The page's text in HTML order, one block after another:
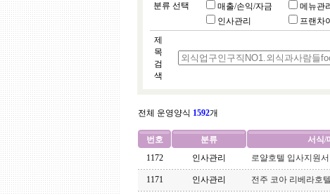
분류 선택
매출/손익/자금
메뉴관리
인사관리
프랜차
제
목
검
색
전체 운영양식 1592개
번호 분류 서식/
1172
인사관리 로얄호텔 입사지원서
1171 인사관리 전주 코아 리베라호